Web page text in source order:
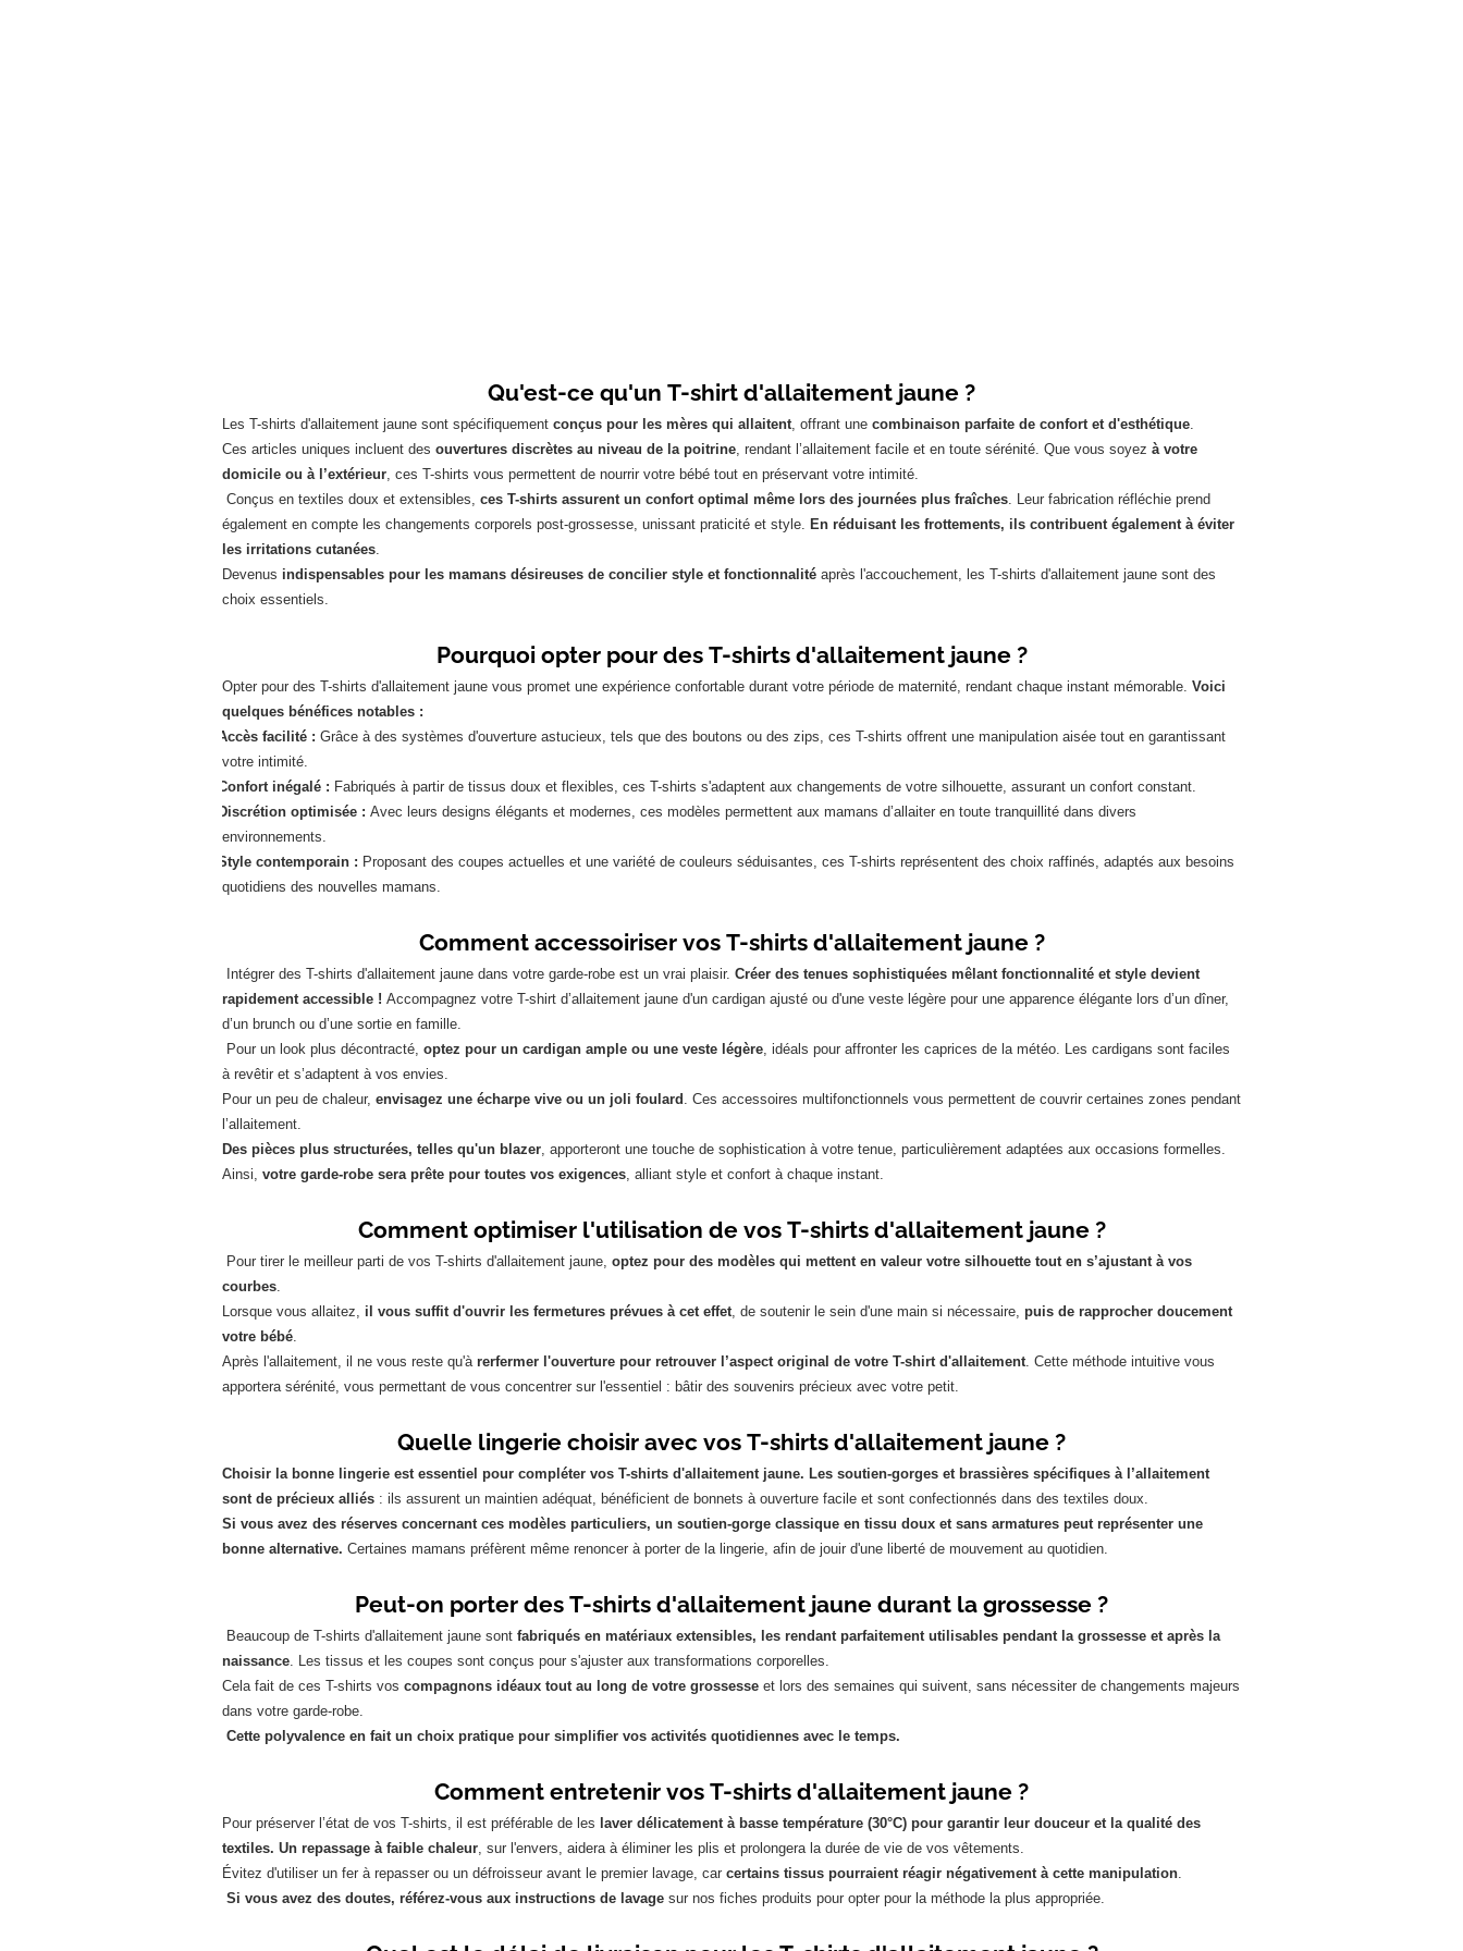
Qu'est-ce qu'un T-shirt d'allaitement jaune ?
Les T-shirts d'allaitement jaune sont spécifiquement conçus pour les mères qui allaitent, offrant une combinaison parfaite de confort et d'esthétique.
Ces articles uniques incluent des ouvertures discrètes au niveau de la poitrine, rendant l’allaitement facile et en toute sérénité. Que vous soyez à votre
domicile ou à l’extérieur, ces T-shirts vous permettent de nourrir votre bébé tout en préservant votre intimité.
Conçus en textiles doux et extensibles, ces T-shirts assurent un confort optimal même lors des journées plus fraîches. Leur fabrication réfléchie prend
également en compte les changements corporels post-grossesse, unissant praticité et style. En réduisant les frottements, ils contribuent également à éviter
les irritations cutanées.
Devenus indispensables pour les mamans désireuses de concilier style et fonctionnalité après l'accouchement, les T-shirts d'allaitement jaune sont des
choix essentiels.
Pourquoi opter pour des T-shirts d'allaitement jaune ?
Opter pour des T-shirts d'allaitement jaune vous promet une expérience confortable durant votre période de maternité, rendant chaque instant mémorable. Voici
quelques bénéfices notables :
Accès facilité : Grâce à des systèmes d'ouverture astucieux, tels que des boutons ou des zips, ces T-shirts offrent une manipulation aisée tout en garantissant
votre intimité.
Confort inégalé : Fabriqués à partir de tissus doux et flexibles, ces T-shirts s'adaptent aux changements de votre silhouette, assurant un confort constant.
Discrétion optimisée : Avec leurs designs élégants et modernes, ces modèles permettent aux mamans d’allaiter en toute tranquillité dans divers
environnements.
Style contemporain : Proposant des coupes actuelles et une variété de couleurs séduisantes, ces T-shirts représentent des choix raffinés, adaptés aux besoins
quotidiens des nouvelles mamans.
Comment accessoiriser vos T-shirts d'allaitement jaune ?
Intégrer des T-shirts d'allaitement jaune dans votre garde-robe est un vrai plaisir. Créer des tenues sophistiquées mêlant fonctionnalité et style devient
rapidement accessible ! Accompagnez votre T-shirt d’allaitement jaune d'un cardigan ajusté ou d'une veste légère pour une apparence élégante lors d’un dîner,
d’un brunch ou d’une sortie en famille.
Pour un look plus décontracté, optez pour un cardigan ample ou une veste légère, idéals pour affronter les caprices de la météo. Les cardigans sont faciles
à revêtir et s’adaptent à vos envies.
Pour un peu de chaleur, envisagez une écharpe vive ou un joli foulard . Ces accessoires multifonctionnels vous permettent de couvrir certaines zones pendant
l’allaitement.
Des pièces plus structurées, telles qu'un blazer, apporteront une touche de sophistication à votre tenue, particulièrement adaptées aux occasions formelles.
Ainsi, votre garde-robe sera prête pour toutes vos exigences, alliant style et confort à chaque instant.
Comment optimiser l'utilisation de vos T-shirts d'allaitement jaune ?
Pour tirer le meilleur parti de vos T-shirts d'allaitement jaune, optez pour des modèles qui mettent en valeur votre silhouette tout en s’ajustant à vos
courbes.
Lorsque vous allaitez, il vous suffit d'ouvrir les fermetures prévues à cet effet, de soutenir le sein d'une main si nécessaire, puis de rapprocher doucement
votre bébé.
Après l'allaitement, il ne vous reste qu'à rerfermer l'ouverture pour retrouver l’aspect original de votre T-shirt d'allaitement. Cette méthode intuitive vous
apportera sérénité, vous permettant de vous concentrer sur l'essentiel : bâtir des souvenirs précieux avec votre petit.
Quelle lingerie choisir avec vos T-shirts d'allaitement jaune ?
Choisir la bonne lingerie est essentiel pour compléter vos T-shirts d'allaitement jaune. Les soutien-gorges et brassières spécifiques à l’allaitement
sont de précieux alliés : ils assurent un maintien adéquat, bénéficient de bonnets à ouverture facile et sont confectionnés dans des textiles doux.
Si vous avez des réserves concernant ces modèles particuliers, un soutien-gorge classique en tissu doux et sans armatures peut représenter une
bonne alternative. Certaines mamans préfèrent même renoncer à porter de la lingerie, afin de jouir d'une liberté de mouvement au quotidien.
Peut-on porter des T-shirts d'allaitement jaune durant la grossesse ?
Beaucoup de T-shirts d'allaitement jaune sont fabriqués en matériaux extensibles, les rendant parfaitement utilisables pendant la grossesse et après la
naissance. Les tissus et les coupes sont conçus pour s'ajuster aux transformations corporelles.
Cela fait de ces T-shirts vos compagnons idéaux tout au long de votre grossesse et lors des semaines qui suivent, sans nécessiter de changements majeurs
dans votre garde-robe.
Cette polyvalence en fait un choix pratique pour simplifier vos activités quotidiennes avec le temps.
Comment entretenir vos T-shirts d'allaitement jaune ?
Pour préserver l’état de vos T-shirts, il est préférable de les laver délicatement à basse température (30°C) pour garantir leur douceur et la qualité des
textiles. Un repassage à faible chaleur, sur l'envers, aidera à éliminer les plis et prolongera la durée de vie de vos vêtements.
Évitez d'utiliser un fer à repasser ou un défroisseur avant le premier lavage, car certains tissus pourraient réagir négativement à cette manipulation.
Si vous avez des doutes, référez-vous aux instructions de lavage sur nos fiches produits pour opter pour la méthode la plus appropriée.